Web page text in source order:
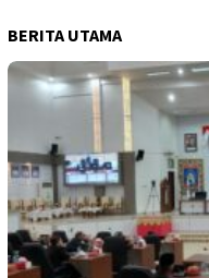
BERITA UTAMA